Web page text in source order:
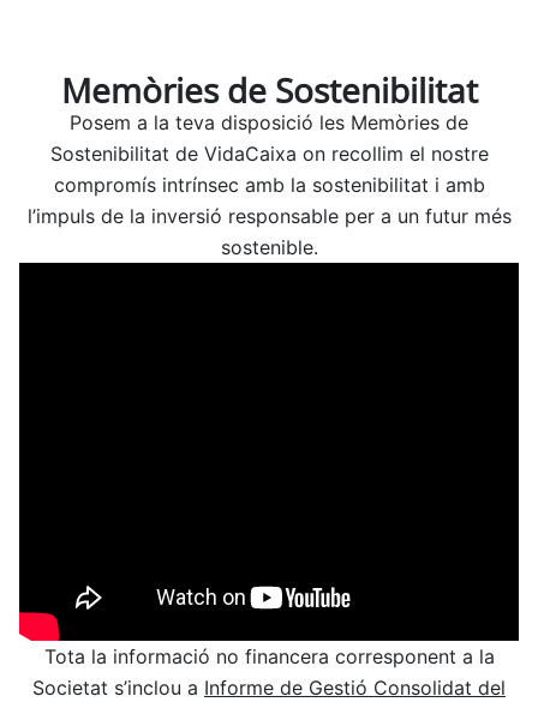
Memòries de Sostenibilitat
Posem a la teva disposició les Memòries de
Sostenibilitat de VidaCaixa on recollim el nostre
compromís intrínsec amb la sostenibilitat i amb
l’impuls de la inversió responsable per a un futur més
sostenible.
Tota la informació no financera corresponent a la
Societat s’inclou a Informe de Gestió Consolidat del